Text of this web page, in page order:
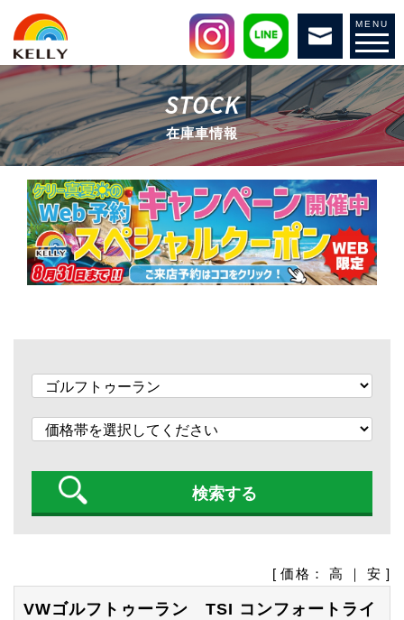
MENU
STOCK
在庫車情報
[ 価格： 高 ｜ 安 ]
VWゴルフトゥーラン TSI コンフォートライ